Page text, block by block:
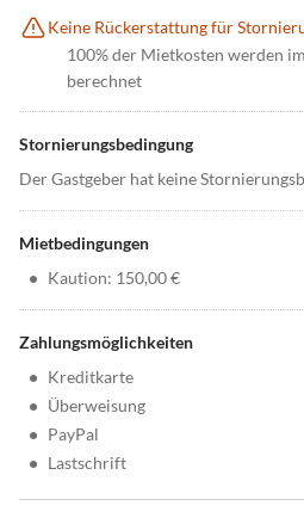
Keine Rückerstattung für
100% der Mietkosten werden
berechnet
Stornierungsbedingung
Der Gastgeber hat keine
Mietbedingungen
• Kaution: 150,00 €
Zahlungsmöglichkeiten
• Kreditkarte
• Überweisung
• PayPal
• Lastschrift